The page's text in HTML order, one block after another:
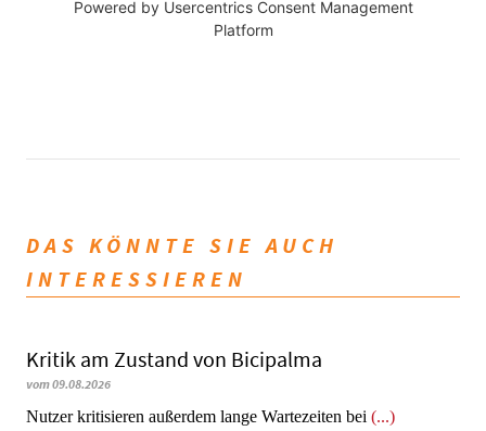
Powered by Usercentrics Consent Management
Platform
DAS KÖNNTE SIE AUCH
INTERESSIEREN
Kritik am Zustand von Bicipalma
vom 09.08.2026
Nutzer kritisieren außerdem lange Wartezeiten bei (...)